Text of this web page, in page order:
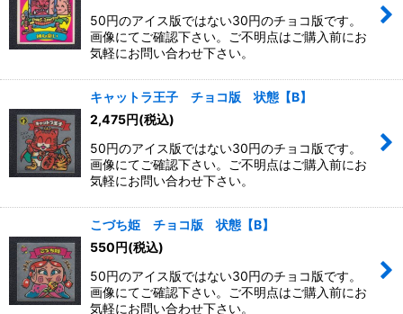
50円のアイス版ではない30円のチョコ版です。
画像にてご確認下さい。ご不明点はご購入前にお
気軽にお問い合わせ下さい。
キャットラ王子 チョコ版 状態【B】
2,475円(税込)
50円のアイス版ではない30円のチョコ版です。
画像にてご確認下さい。ご不明点はご購入前にお
気軽にお問い合わせ下さい。
こづち姫 チョコ版 状態【B】
550円(税込)
50円のアイス版ではない30円のチョコ版です。
画像にてご確認下さい。ご不明点はご購入前にお
気軽にお問い合わせ下さい。